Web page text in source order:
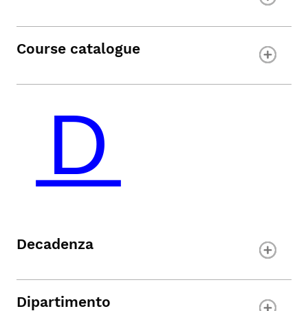
Course catalogue
Decadenza
Dipartimento